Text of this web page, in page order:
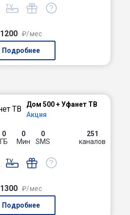
1200 ₽/мес
Подробнее
Дом 500 + Уфанет ТВ
Акция
0
ГБ
0
Мин
0
SMS
251
каналов
1300 ₽/мес
Подробнее